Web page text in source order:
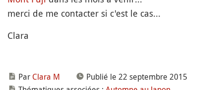
merci de me contacter si c'est le cas...
Clara
Par Clara M
Publié le 22 septembre 2015